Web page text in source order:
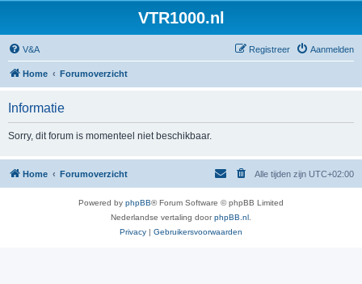
VTR1000.nl
V&A Aanmelden
Registreer
Home Forumoverzicht
Informatie
Sorry, dit forum is momenteel niet beschikbaar.
Home Forumoverzicht Alle tijden zijn UTC+02:00
Powered by phpBB® Forum Software © phpBB Limited
Nederlandse vertaling doorphpBB.nl
Privacy | Gebruikersvoorwaarden